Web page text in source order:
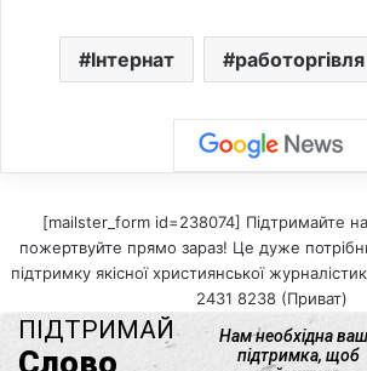
Інтернат работоргівля
[mailster_form id=238074] Підтримайте
пожертвуйте прямо зараз! Це дуже
підтримку якісної християнської
2431 8238 (Приват)